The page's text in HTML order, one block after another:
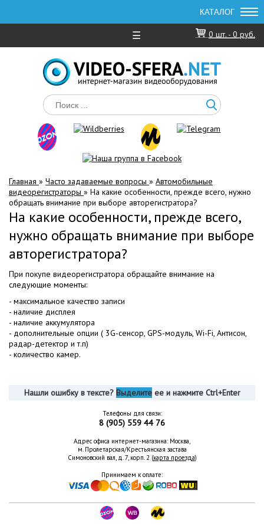
☰ 0 шт. - 0 руб.
Главная » Часто задаваемые вопросы » Автомобильные
видеорегистраторы » На какие особенности, прежде всего, нужно
обращать внимание при выборе авторегистратора?
На какие особенности, прежде всего,
нужно обращать внимание при выборе
авторегистратора?
При покупе видеорегистратора обращайте внимание на
следующие моменты:
- максимальное качество записи
- наличие дисплея
- наличие аккумулятора
- дополнительные опции ( 3G-сенсор, GPS-модуль, Wi-Fi, Антисон,
радар-детектор и т.п)
- количество камер.
Нашли ошибку в тексте? Выделитеее и нажмите Ctrl+Enter
Телефоны для связи:
8 (905) 559 44 76
Адрес офиса интернет-магазина: Москва,
м. Пролетарская/Крестьянская застава
Симоновский вал, д. 7, корп. 2 (карта проезда)
Принимаем к оплате: